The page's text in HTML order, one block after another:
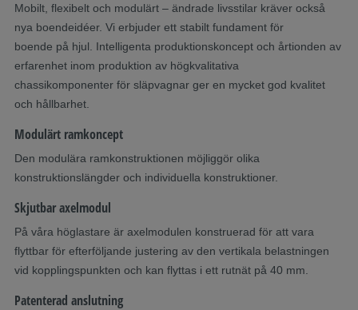
Mobilt, flexibelt och modulärt – ändrade livsstilar kräver också
nya boendeidéer. Vi erbjuder ett stabilt fundament för
boende på hjul. Intelligenta produktionskoncept och årtionden av
erfarenhet inom produktion av högkvalitativa
chassikomponenter för släpvagnar ger en mycket god kvalitet
och hållbarhet.
Modulärt ramkoncept
Den modulära ramkonstruktionen möjliggör olika
konstruktionslängder och individuella konstruktioner.
Skjutbar axelmodul
På våra höglastare är axelmodulen konstruerad för att vara
flyttbar för efterföljande justering av den vertikala belastningen
vid kopplingspunkten och kan flyttas i ett rutnät på 40 mm.
Patenterad anslutning